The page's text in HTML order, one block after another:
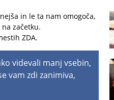
in le ta nam omogoča,
začetku.
ZDA.
videvali manj vsebin,
vam zdi zanimiva,